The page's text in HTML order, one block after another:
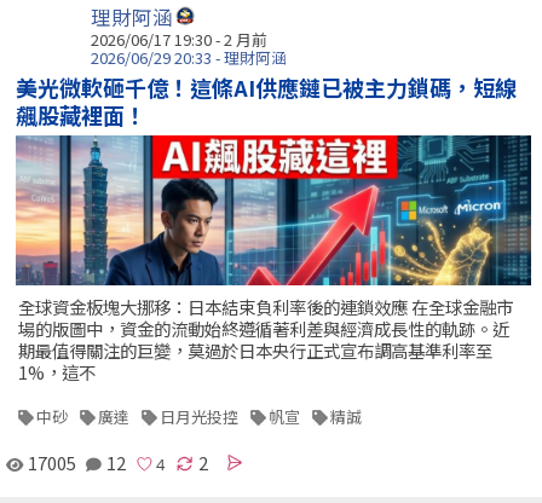
理財阿涵
2026/06/17 19:30 - 2 月前
2026/06/29 20:33 - 理財阿涵
美光微軟砸千億！這條AI供應鏈已被主力鎖碼，短線
飆股藏裡面！
全球資金板塊大挪移：日本結束負利率後的連鎖效應 在全球金融市
場的版圖中，資金的流動始終遵循著利差與經濟成長性的軌跡。近
期最值得關注的巨變，莫過於日本央行正式宣布調高基準利率至
1%，這不
中砂 廣達 日月光投控 帆宣 精誠
17005 12 2